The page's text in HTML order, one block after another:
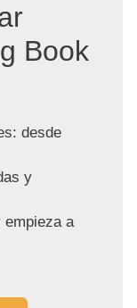
Book
desde
y
empieza a